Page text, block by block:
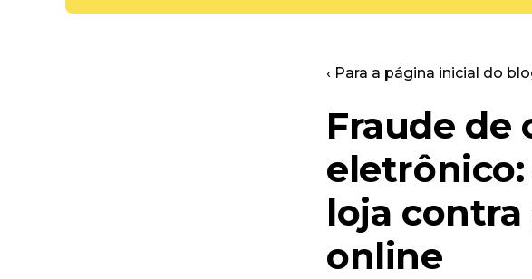
‹ Para a página inicial do
Fraude de
loja
online